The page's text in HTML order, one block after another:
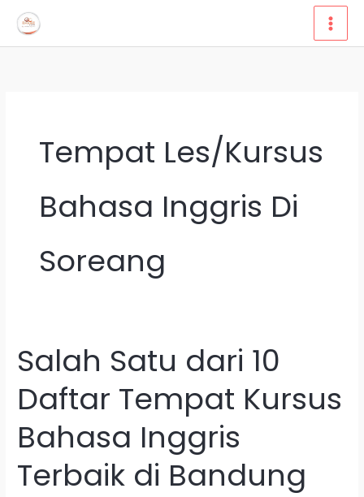
Lewati
konten
Tempat Les/Kursus
Bahasa Inggris Di
Soreang
Salah Satu dari 10
Daftar Tempat Kursus
Bahasa Inggris
Terbaik di Bandung
Salah
Satu
dari
10
Daftar
Tempat
Kursus